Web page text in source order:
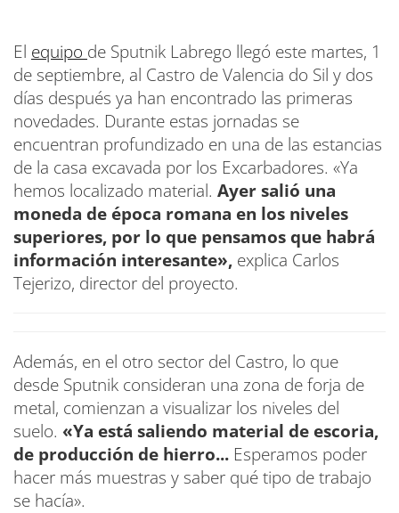
El equipo de Sputnik Labrego llegó este martes, 1
de septiembre, al Castro de Valencia do Sil y dos
días después ya han encontrado las primeras
novedades. Durante estas jornadas se
encuentran profundizado en una de las estancias
de la casa excavada por los Excarbadores. «Ya
hemos localizado material. Ayer salió una
moneda de época romana en los niveles
superiores, por lo que pensamos que habrá
información interesante», explica Carlos
Tejerizo, director del proyecto.
Además, en el otro sector del Castro, lo que
desde Sputnik consideran una zona de forja de
metal, comienzan a visualizar los niveles del
suelo. «Ya está saliendo material de escoria,
de producción de hierro... Esperamos poder
hacer más muestras y saber qué tipo de trabajo
se hacía».